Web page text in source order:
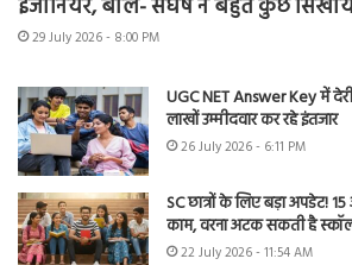
इंजीनियर, बोले- संघर्ष ने बहुत कुछ
29 July 2026 - 8:00 PM
UGC NET Answer Key में
लाखों उम्मीदवार कर रहे इंतजार
26 July 2026 - 6:11 PM
SC छात्रों के लिए बड़ा अपडेट!
काम, वरना अटक सकती है
22 July 2026 - 11:54 AM